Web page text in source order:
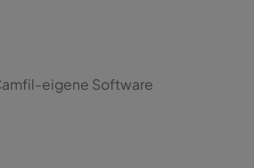
eigene Software